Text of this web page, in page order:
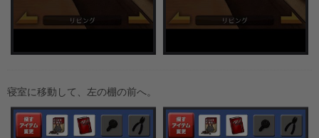
寝室に移動して、左の棚の前へ。